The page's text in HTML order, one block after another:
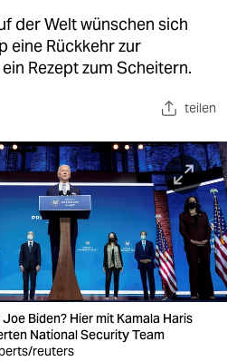
der Welt wünschen sich
eine Rückkehr zur
Rezept zum Scheitern.
teilen
Biden? Hier mit Kamala Haris
National Security Team
reuters